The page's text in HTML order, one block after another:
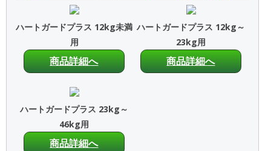
ハートガードプラス 12kg未満
用
商品詳細へ
ハートガードプラス 12kg～
23kg用
商品詳細へ
ハートガードプラス 23kg～
46kg用
商品詳細へ